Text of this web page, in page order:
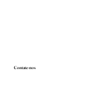
Contate-nos